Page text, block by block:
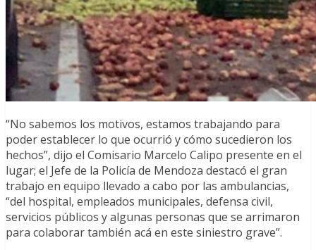
“No sabemos los motivos, estamos trabajando para
poder establecer lo que ocurrió y cómo sucedieron los
hechos”, dijo el Comisario Marcelo Calipo presente en el
lugar; el Jefe de la Policía de Mendoza destacó el gran
trabajo en equipo llevado a cabo por las ambulancias,
“del hospital, empleados municipales, defensa civil,
servicios públicos y algunas personas que se arrimaron
para colaborar también acá en este siniestro grave”.